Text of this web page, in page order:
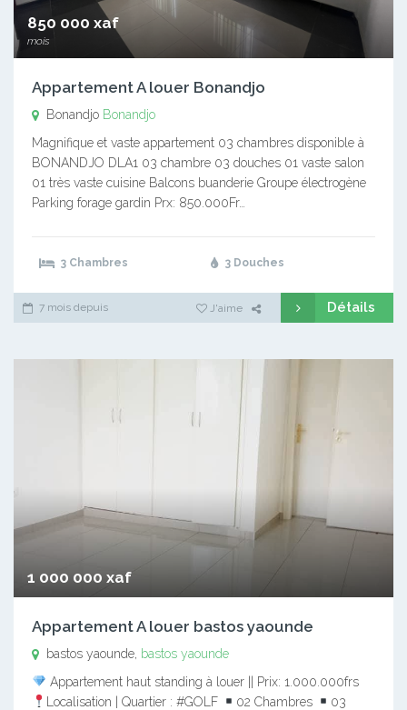
850 000 xaf
mois
Appartement A louer Bonandjo
Bonandjo Bonandjo
Magnifique et vaste appartement 03 chambres disponible à
BONANDJO DLA1 03 chambre 03 douches 01 vaste salon
01 très vaste cuisine Balcons buanderie Groupe électrogène
Parking forage gardin Prx: 850.000Fr…
3 Chambres 3 Douches
7 mois depuis J'aime Détails
1 000 000 xaf
Appartement A louer bastos yaounde
bastos yaounde, bastos yaounde
Appartement haut standing à louer || Prix: 1.000.000frs
Localisation | Quartier : #GOLF
02 Chambres
03